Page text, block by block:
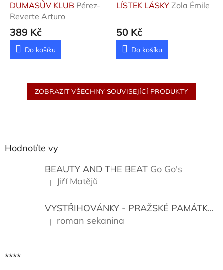
DUMASŮV KLUB Pérez-
Reverte Arturo
389 Kč
Do košíku
LÍSTEK LÁSKY Zola Émile
50 Kč
Do košíku
ZOBRAZIT VŠECHNY SOUVISEJÍCÍ PRODUKTY
Hodnotíte vy
BEAUTY AND THE BEAT Go Go's
Hodnocení produktu je 5 z 5 hvězdiček.
| Jiří Matějů
VYSTŘIHOVÁNKY - PRAŽSKÉ PAMÁTKY
Hodnocení produktu je 5 z 5 hvězdiček.
| roman sekanina
****